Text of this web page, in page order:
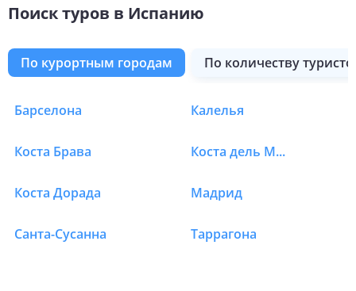
Поиск туров в Испанию
по курортным городам по количеству
Туры в Испанию
Барселона Калелья
Коста Брава Коста дель Маресме
Коста Дорада Мадрид
Санта-Сусанна Таррагона